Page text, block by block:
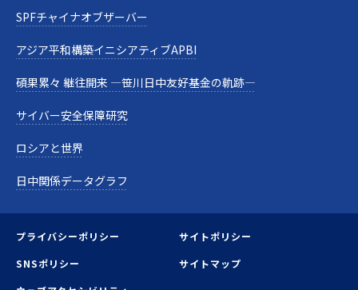
SPFチャイナオブザーバー
アジア平和構築イニシアティブAPBI
碩果累々 継往開来 —笹川日中友好基金の軌跡—
サイバー安全保障研究
ロシアと世界
日中関係データグラフ
プライバシーポリシー
サイトポリシー
SNSポリシー
サイトマップ